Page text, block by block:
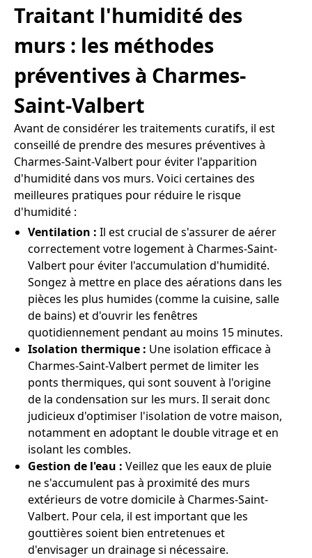
Traitant l'humidité des
murs : les méthodes
préventives à Charmes-
Saint-Valbert
Avant de considérer les traitements curatifs, il est
conseillé de prendre des mesures préventives à
Charmes-Saint-Valbert pour éviter l'apparition
d'humidité dans vos murs. Voici certaines des
meilleures pratiques pour réduire le risque
d'humidité :
Ventilation : Il est crucial de s'assurer de aérer
correctement votre logement à Charmes-Saint-
Valbert pour éviter l'accumulation d'humidité.
Songez à mettre en place des aérations dans les
pièces les plus humides (comme la cuisine, salle
de bains) et d'ouvrir les fenêtres
quotidiennement pendant au moins 15 minutes.
Isolation thermique : Une isolation efficace à
Charmes-Saint-Valbert permet de limiter les
ponts thermiques, qui sont souvent à l'origine
de la condensation sur les murs. Il serait donc
judicieux d'optimiser l'isolation de votre maison,
notamment en adoptant le double vitrage et en
isolant les combles.
Gestion de l'eau : Veillez que les eaux de pluie
ne s'accumulent pas à proximité des murs
extérieurs de votre domicile à Charmes-Saint-
Valbert. Pour cela, il est important que les
gouttières soient bien entretenues et
d'envisager un drainage si nécessaire.